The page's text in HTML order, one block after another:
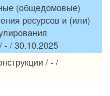
(общедомовые)
ресурсов и (или)
- / 30.10.2025
/ - /